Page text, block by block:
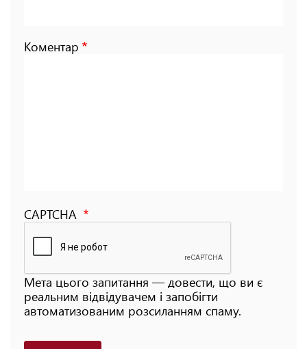
Коментар
CAPTCHA
Мета цього запитання — довести, що ви є
реальним відвідувачем і запобігти
автоматизованим розсиланням спаму.